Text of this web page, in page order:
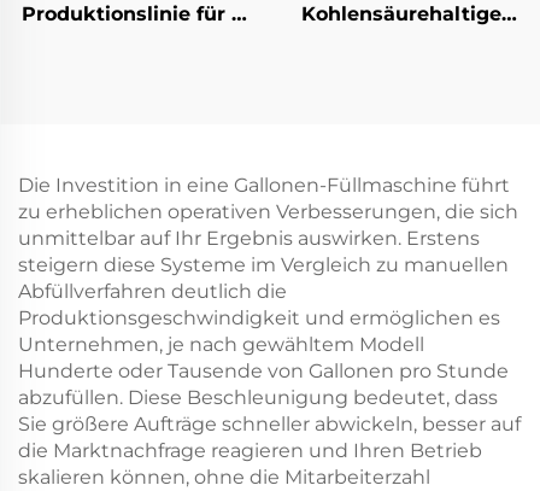
Produktionslinie für 3-
Kohlensäurehaltige-
Die Investition in eine Gallonen-Füllmaschine führt
zu erheblichen operativen Verbesserungen, die sich
unmittelbar auf Ihr Ergebnis auswirken. Erstens
steigern diese Systeme im Vergleich zu manuellen
Abfüllverfahren deutlich die
Produktionsgeschwindigkeit und ermöglichen es
Unternehmen, je nach gewähltem Modell
Hunderte oder Tausende von Gallonen pro Stunde
abzufüllen. Diese Beschleunigung bedeutet, dass
Sie größere Aufträge schneller abwickeln, besser auf
die Marktnachfrage reagieren und Ihren Betrieb
skalieren können, ohne die Mitarbeiterzahl